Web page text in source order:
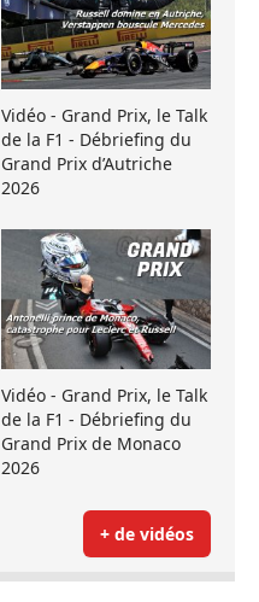
Vidéo - Grand Prix, le Talk
de la F1 - Débriefing du
Grand Prix d’Autriche
2026
Vidéo - Grand Prix, le Talk
de la F1 - Débriefing du
Grand Prix de Monaco
2026
+ de vidéos